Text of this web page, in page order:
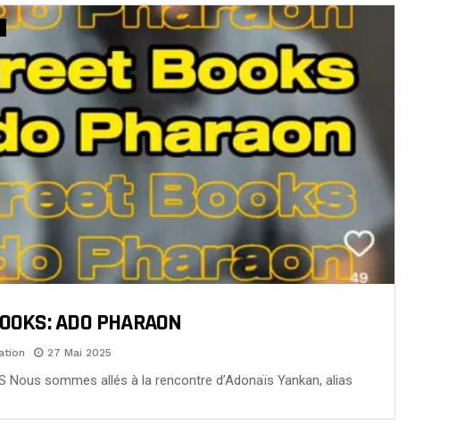
ADO PHARAON
27 Mai 2025
Nous sommes allés à la rencontre d’Adonaïs Yankan, alias